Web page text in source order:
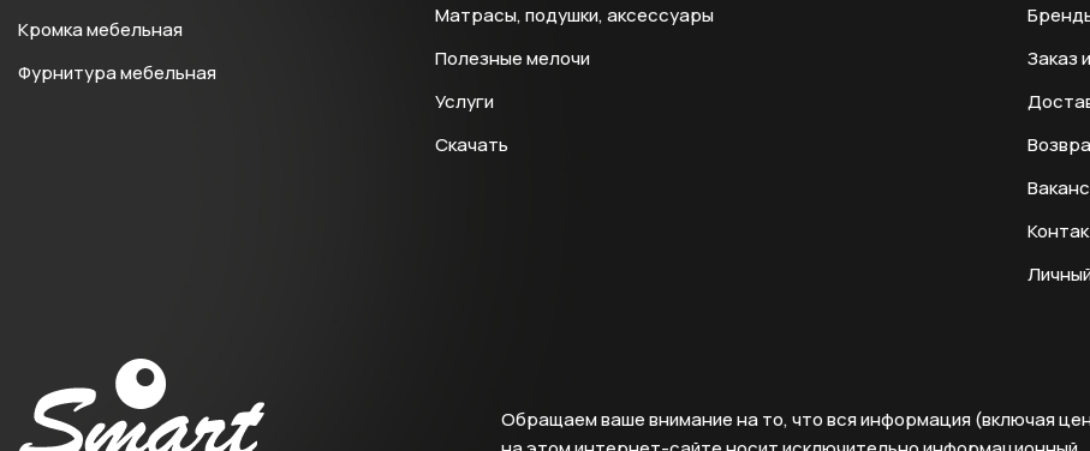
Кромка мебельная
Фурнитура мебельная
Матрасы, подушки, аксессуары
Полезные мелочи
Услуги
Скачать
Заказ
Обращаем ваше внимание на то, что вся информация (включая